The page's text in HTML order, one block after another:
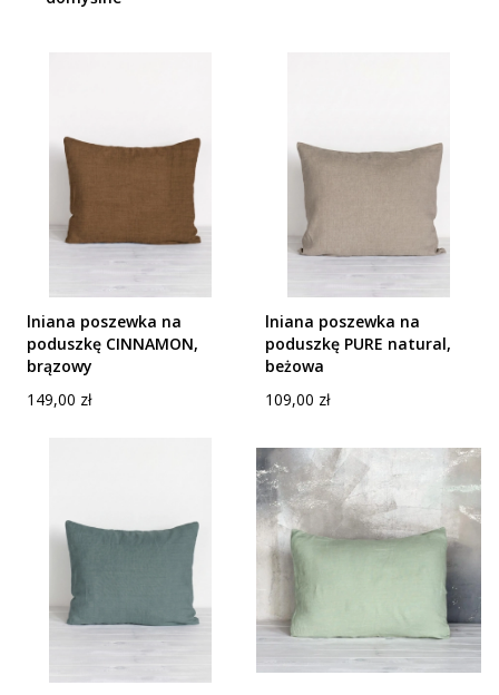
lniana poszewka na
poduszkę CINNAMON,
brązowy
Cena
149,00 zł
lniana poszewka na
poduszkę PURE natural,
beżowa
Cena
109,00 zł